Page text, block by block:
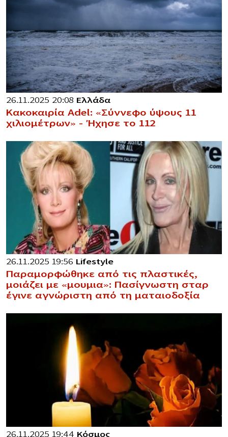
26.11.2025 20:08 Ελλάδα
Κακοκαιρία Adel: «Σύννεφο ύψους 11
χιλιομέτρων» – Ήχησε το 112
26.11.2025 19:56 Lifestyle
Παραμορφώθηκε από τις πλαστικές,
μοιάζει με «μoυμια»: Πασίγνωστη σταρ
έγινε αγνώριστη από τη ματαιοδοξία
26.11.2025 19:44 Κόσμος